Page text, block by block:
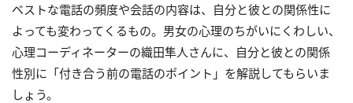
ベストな電話の頻度や会話の内容は、自分と彼との関係性に
よっても変わってくるもの。男女の心理のちがいにくわしい、
心理コーディネーターの織田隼人さんに、自分と彼との関係
性別に「付き合う前の電話のポイント」を解説してもらいま
しょう。